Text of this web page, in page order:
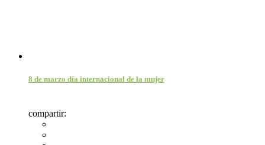
8 de marzo día internacional de la mujer
compartir: